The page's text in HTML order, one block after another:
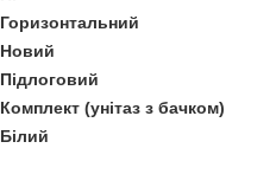
Горизонтальний
Новий
Підлоговий
Комплект (унітаз з бачком)
Білий